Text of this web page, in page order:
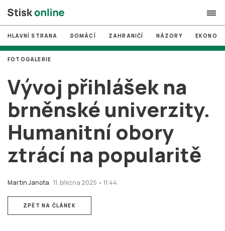
search
# MUNI
# Brno
# volby
login PŘIHLÁSIT SE
Zapomněli jste heslo?
HLAVNÍ STRANA DOMÁCÍ ZAHRANIČÍ NÁZORY
Vývoj přihlášek na
brněnské univerzity.
Humanitní obory
ztrácí na popularitě
Martin Janota 11. března 2025 • 11:44
FOTOGALERIE
ZPĚT NA ČLÁNEK